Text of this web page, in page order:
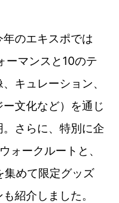
のエキスポでは
ーマンスと10のテ
キュレーション、
文化など）を通じ
さらに、特別に企
ォークルートと、
集めて限定グッズ
紹介しました。